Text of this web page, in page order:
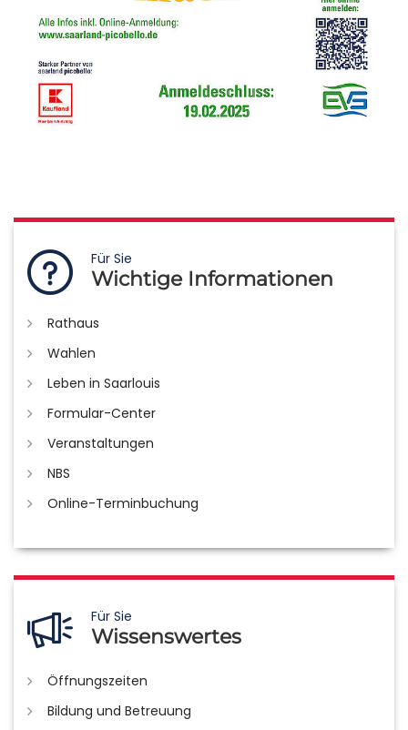
Für Sie
Wichtige Informationen
Rathaus
Wahlen
Leben in Saarlouis
Formular-Center
Veranstaltungen
NBS
Online-Terminbuchung
Für Sie
Wissenswertes
Öffnungszeiten
Bildung und Betreuung